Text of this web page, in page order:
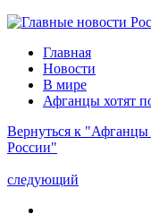
Главная
Новости
В мире
Афганцы хотят
Вернуться к
России"
следующий